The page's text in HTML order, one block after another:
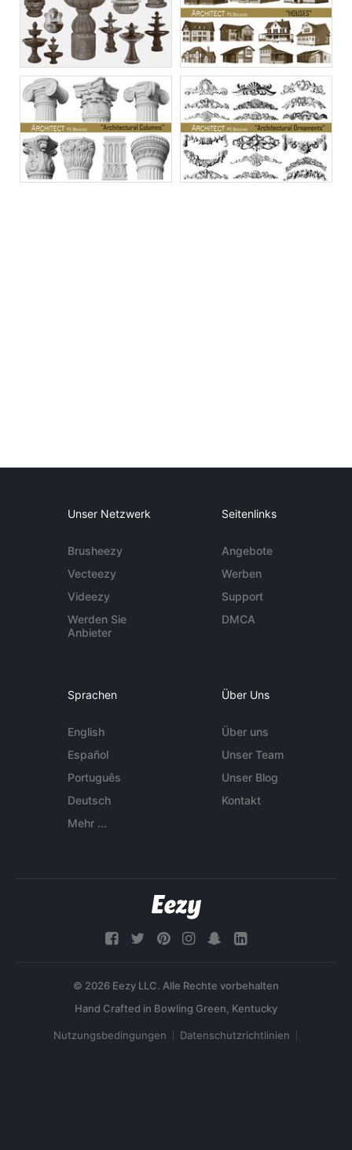
Unser Netzwerk
Brusheezy
Vecteezy
Videezy
Werden Sie
Anbieter
Seitenlinks
Angebote
Werben
Support
DMCA
Sprachen
English
Español
Português
Deutsch
Mehr ...
Über Uns
Über uns
Unser Team
Unser Blog
Kontakt
© 2026 Eezy LLC. Alle Rechte vorbehalten
Nutzungsbedingungen Datenschutzrichtlinien